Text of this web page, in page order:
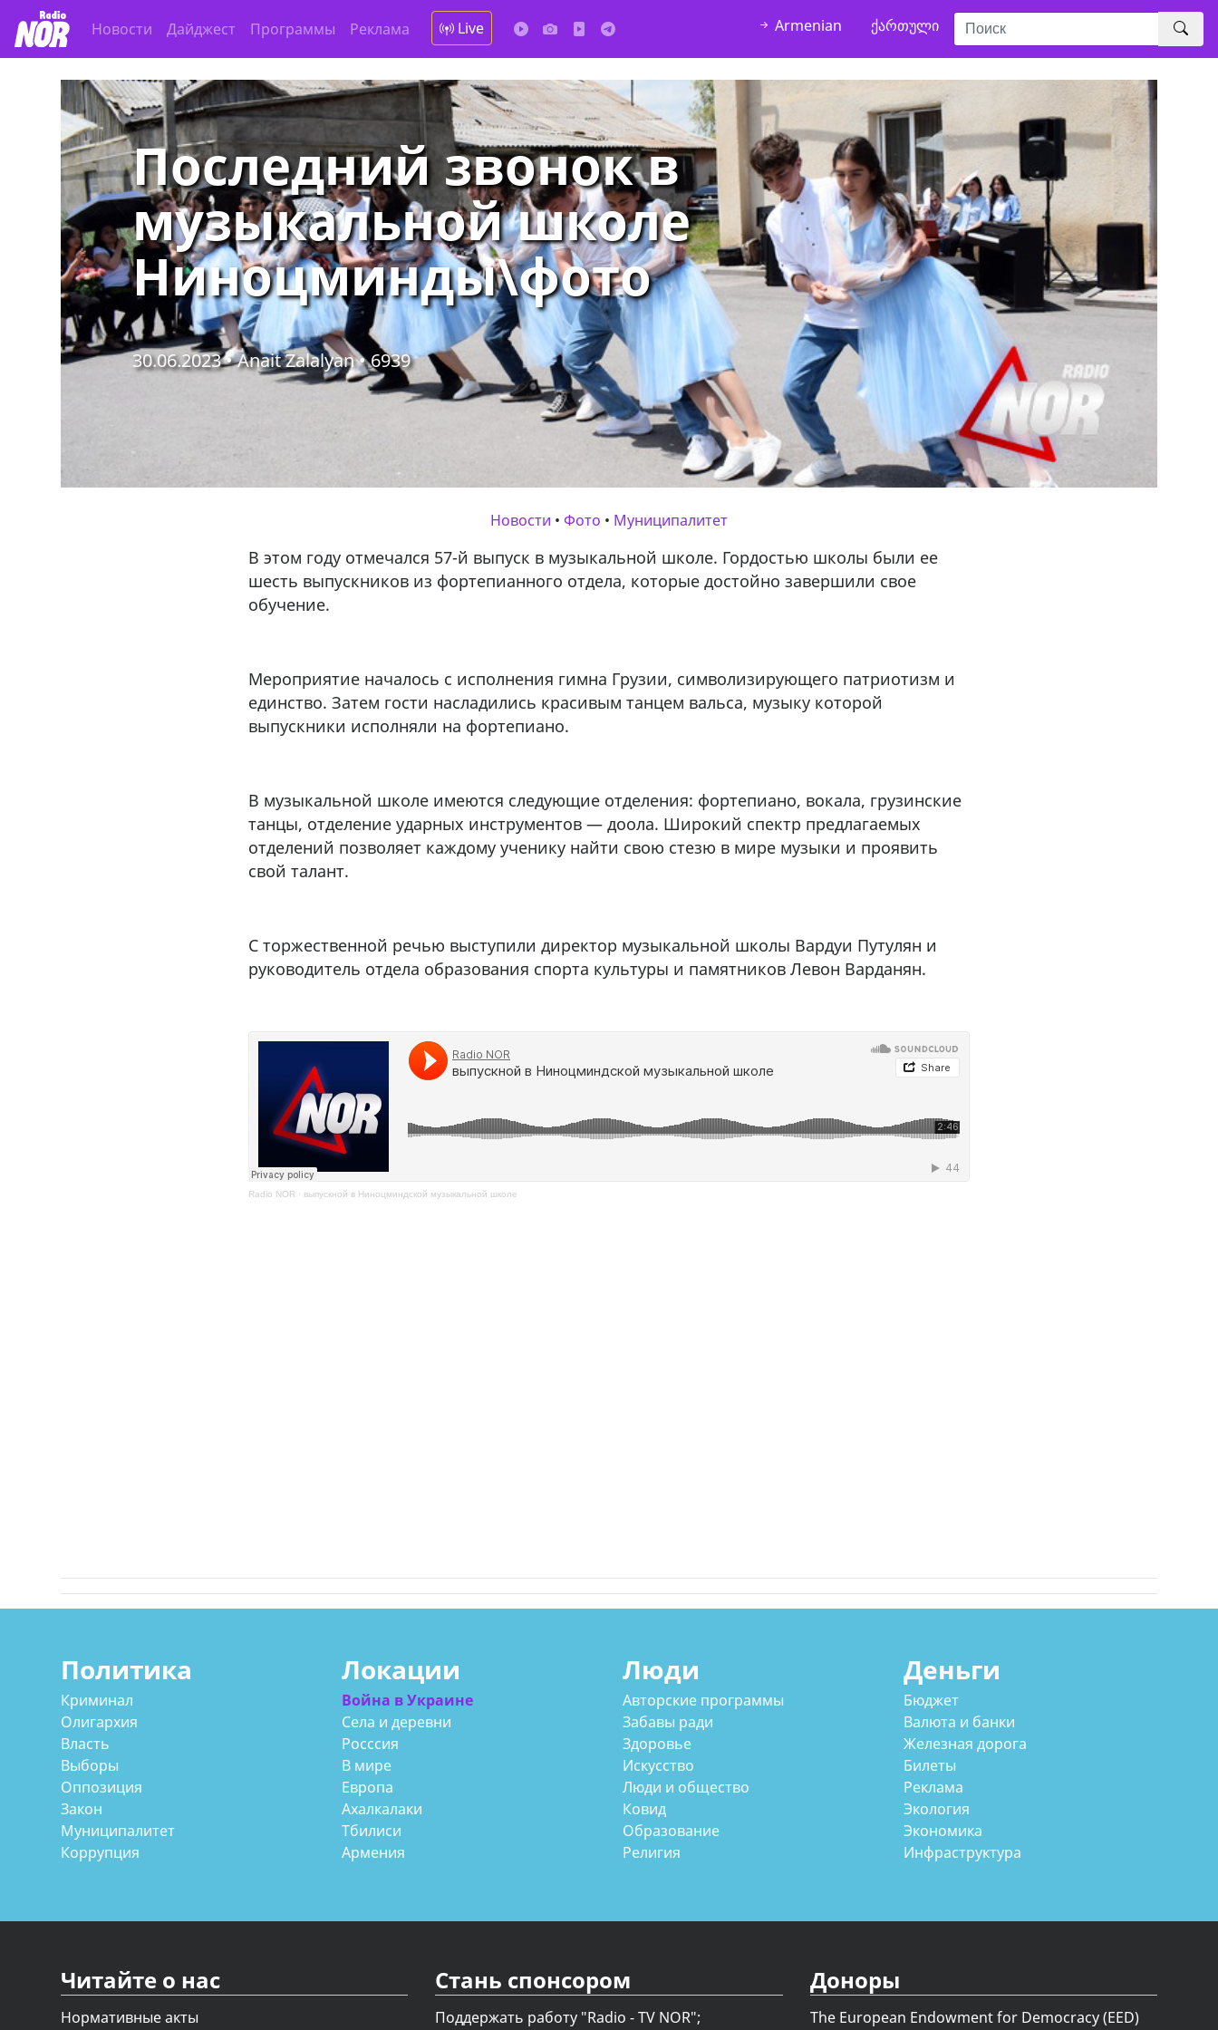
Новости Дайджест Программы Реклама Live Armenian ქართული
Последний звонок в
музыкальной школе
Ниноцминды\фото
30.06.2023 • Anait Zalalyan •6939
Новости • Фото • Муниципалитет
В этом году отмечался 57-й выпуск в музыкальной школе. Гордостью школы были ее
шесть выпускников из фортепианного отдела, которые достойно завершили свое
обучение.
Мероприятие началось с исполнения гимна Грузии, символизирующего патриотизм и
единство. Затем гости насладились красивым танцем вальса, музыку которой
выпускники исполняли на фортепиано.
В музыкальной школе имеются следующие отделения: фортепиано, вокала, грузинские
танцы, отделение ударных инструментов — доола. Широкий спектр предлагаемых
отделений позволяет каждому ученику найти свою стезю в мире музыки и проявить
свой талант.
С торжественной речью выступили директор музыкальной школы Вардуи Путулян и
руководитель отдела образования спорта культуры и памятников Левон Варданян.
Radio NOR · выпускной в Ниноцминдской музыкальной школе
Политика
Криминал
Олигархия
Власть
Выборы
Оппозиция
Закон
Муниципалитет
Коррупция
Локации
Война в Украине
Села и деревни
Росссия
В мире
Европа
Ахалкалаки
Тбилиси
Армения
Люди
Авторские программы
Забавы ради
Здоровье
Искусство
Люди и общество
Ковид
Образование
Религия
Деньги
Бюджет
Валюта и банки
Железная дорога
Билеты
Реклама
Экология
Экономика
Инфраструктура
Читайте о нас
Нормативные акты
Стань спонсором
Поддержать работу "Radio - TV NOR";
Доноры
The European Endowment for Democracy (EED)